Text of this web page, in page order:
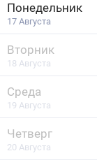
Понедельник
17 Августа
Вторник
18 Августа
Среда
19 Августа
Четверг
20 Августа